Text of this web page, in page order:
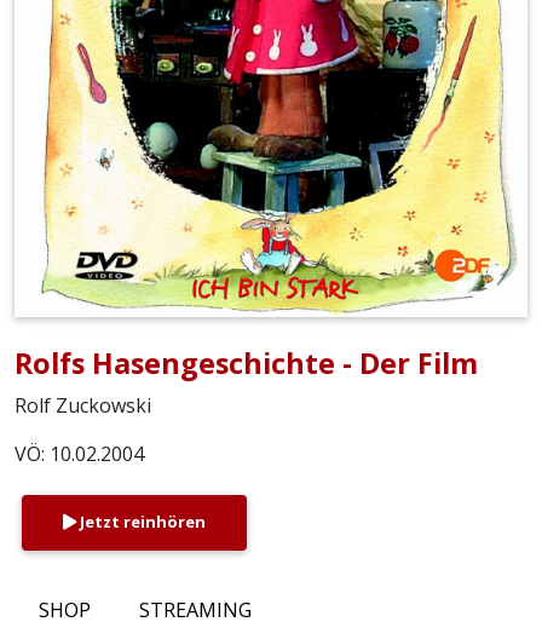
Rolfs Hasengeschichte - Der Film
Rolf Zuckowski
VÖ: 10.02.2004
Jetzt reinhören
SHOP STREAMING